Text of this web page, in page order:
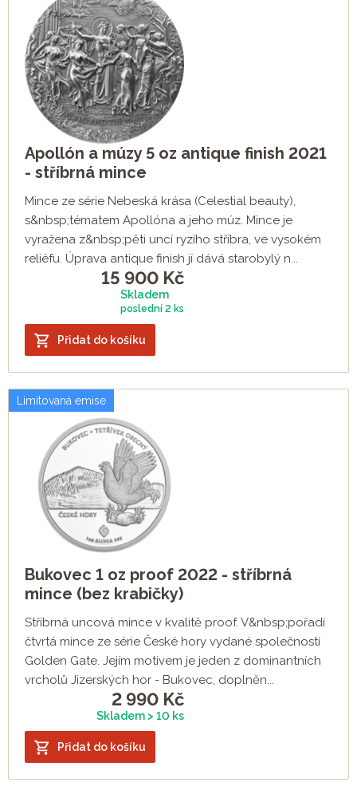
Apollón a múzy 5 oz antique finish 2021
- stříbrná mince
Mince ze série Nebeská krása (Celestial beauty),
s&nbsp;tématem Apollóna a jeho múz. Mince je
vyražena z&nbsp;pěti uncí ryzího stříbra, ve vysokém
reliéfu. Úprava antique finish jí dává starobylý n...
15 900 Kč
Skladem
poslední 2 ks
Přidat do košíku
Limitovaná emise
Bukovec 1 oz proof 2022 - stříbrná
mince (bez krabičky)
Stříbrná uncová mince v kvalitě proof. V&nbsp;pořadí
čtvrtá mince ze série České hory vydané společností
Golden Gate. Jejím motivem je jeden z dominantních
vrcholů Jizerských hor - Bukovec, doplněn...
2 990 Kč
Skladem > 10 ks
Přidat do košíku